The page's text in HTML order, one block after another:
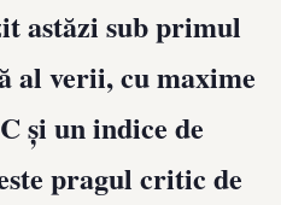
astăzi sub primul
al verii, cu maxime
și un indice de
pragul critic de